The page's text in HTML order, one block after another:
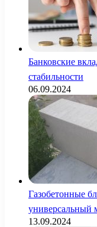
Банковские
стабильности
06.09.2024
Газобетонные
универсальный
13.09.2024